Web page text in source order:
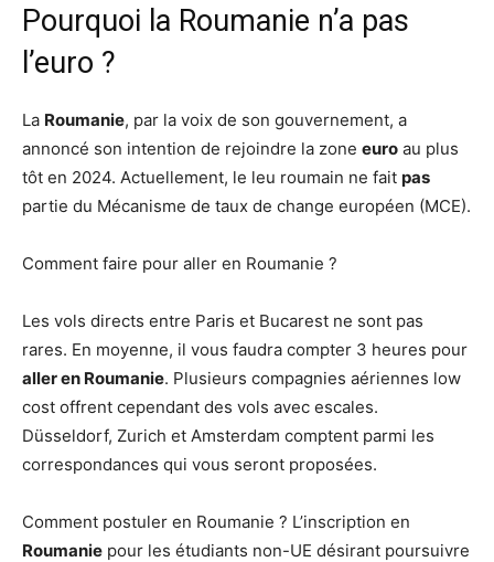
Pourquoi la Roumanie n’a pas
l’euro ?
La Roumanie, par la voix de son gouvernement, a
annoncé son intention de rejoindre la zone euro au plus
tôt en 2024. Actuellement, le leu roumain ne fait pas
partie du Mécanisme de taux de change européen (MCE).
Comment faire pour aller en Roumanie ?
Les vols directs entre Paris et Bucarest ne sont pas
rares. En moyenne, il vous faudra compter 3 heures pour
aller en Roumanie. Plusieurs compagnies aériennes low
cost offrent cependant des vols avec escales.
Düsseldorf, Zurich et Amsterdam comptent parmi les
correspondances qui vous seront proposées.
Comment postuler en Roumanie ? L’inscription en
Roumanie pour les étudiants non-UE désirant poursuivre